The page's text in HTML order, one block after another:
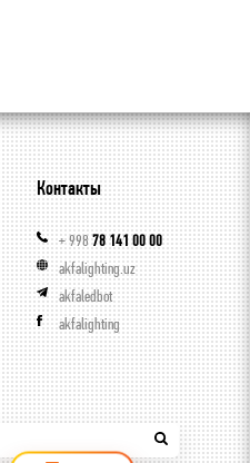
Контакты
+ 99878 141 00 00
akfalighting.uz
akfaledbot
akfalighting